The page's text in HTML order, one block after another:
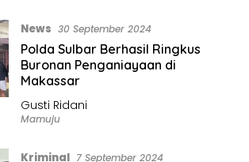
News 30 September 2024
Polda Sulbar Berhasil Ringkus
Buronan Penganiayaan di
Makassar
Gusti Ridani
Mamuju
Kriminal 7 September 2024